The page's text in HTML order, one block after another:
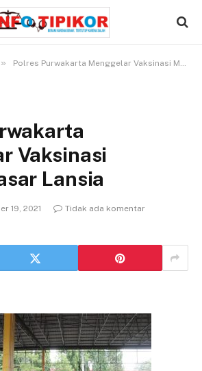
» Polres Purwakarta Menggelar Vaksinasi Massal,Sasar Lansia
Vaksinasi
Lansia
19, 2021
Tidak ada komentar